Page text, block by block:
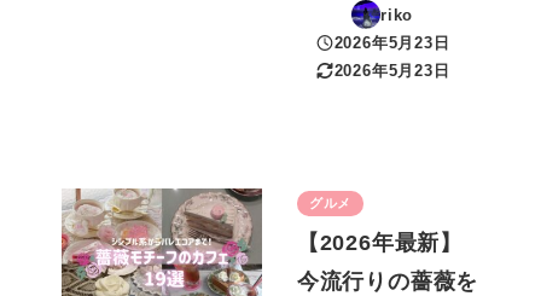
riko
投稿日
2026年5月23日
更新日
2026年5月23日
グルメ
【2026年最新】
今流行りの薔薇を